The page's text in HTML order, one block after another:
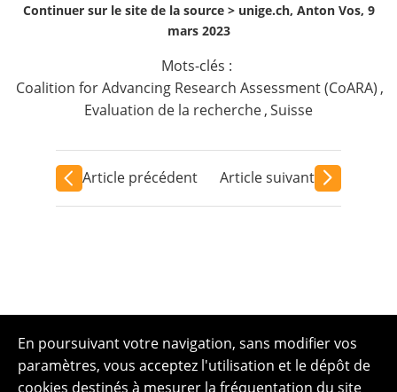
Continuer sur le site de la source > unige.ch, Anton Vos, 9
mars 2023
Mots-clés :
Coalition for Advancing Research Assessment (CoARA) ,
Evaluation de la recherche,Suisse
Article précédent Article suivant
En poursuivant votre navigation, sans modifier vos
paramètres, vous acceptez l'utilisation et le dépôt de
cookies destinés à mesurer la fréquentation du site